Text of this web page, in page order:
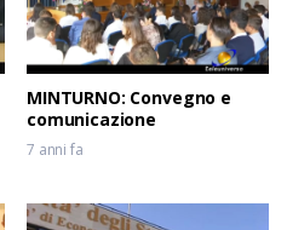
MINTURNO: Convegno e
comunicazione
7 anni fa